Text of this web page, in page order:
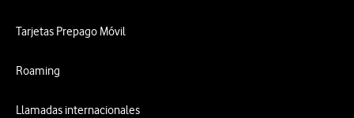
Tarjetas Prepago Móvil
Roaming
Llamadas internacionales